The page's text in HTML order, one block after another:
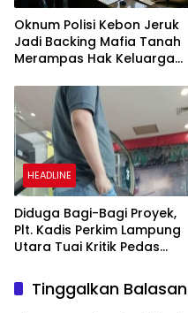
Oknum Polisi Kebon Jeruk
Jadi Backing Mafia Tanah
Merampas Hak Keluarga
Sutarman
HEADLINE
Diduga Bagi-Bagi Proyek,
Plt. Kadis Perkim Lampung
Utara Tuai Kritik Pedas
Tinggalkan Balasan